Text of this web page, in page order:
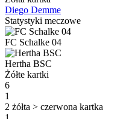
Diego Demme
Statystyki meczowe
FC Schalke 04
Hertha BSC
Żółte kartki
6
1
2 żółta > czerwona kartka